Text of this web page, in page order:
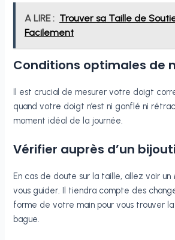
A LIRE : Trouver sa Taille de
Facilement
Conditions optimales de
Il est crucial de mesurer votre doigt
quand votre doigt n’est ni gonflé ni
moment idéal de la journée.
Vérifier auprès d’un
En cas de doute sur la taille, allez voir un
vous guider. Il tiendra compte des
forme de votre main pour vous trouver
bague.